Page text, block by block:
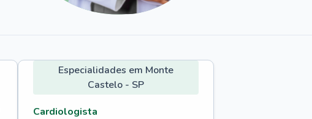
Especialidades em Monte
Castelo - SP
Cardiologista